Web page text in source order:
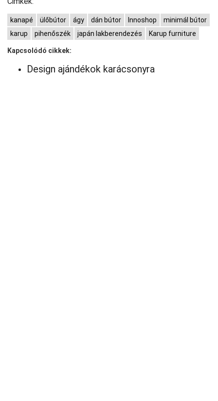
kanapé ülőbútor ágy dán bútor Innoshop
minimál bútor
karup
pihenőszék japán lakberendezés Karup furniture
Kapcsolódó cikkek:
Design ajándékok karácsonyra